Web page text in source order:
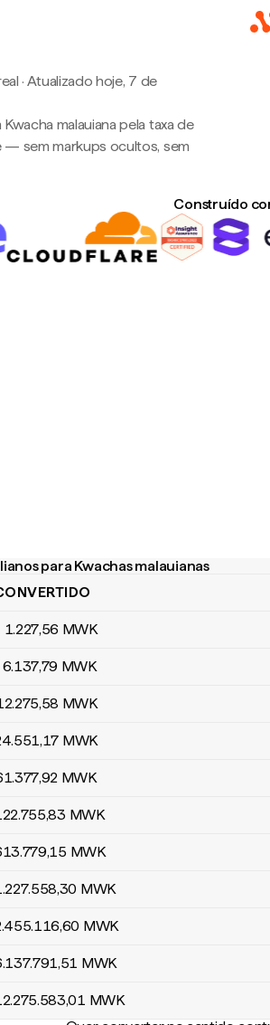
· Atualizado hoje, 7 de
malauiana pela taxa de
— sem markups ocultos, sem
Construído
para Kwachas malauianas
para Kwachas malauianas
1.227,56 MWK
6.137,79 MWK
,58 MWK
,17 MWK
,92 MWK
,83 MWK
,15 MWK
,30 MWK
,60 MWK
,51 MWK
,01 MWK